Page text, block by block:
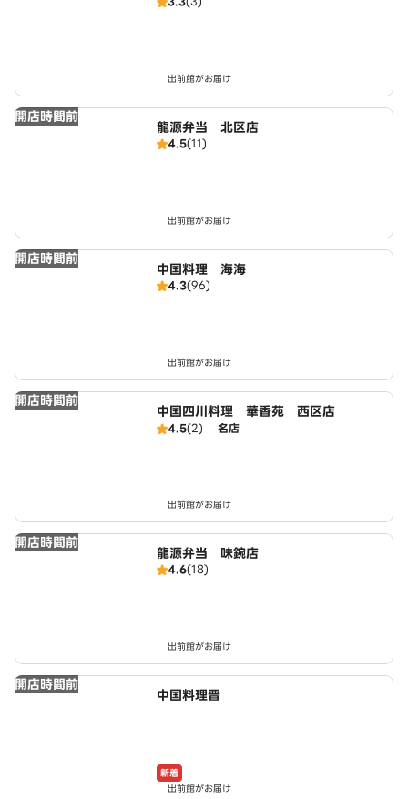
出前館がお届け
開店時間前
龍源弁当 北区店
4.5(11)
出前館がお届け
開店時間前
中国料理 海海
4.3(96)
出前館がお届け
開店時間前
中国四川料理 華香苑 西区店
4.5(2) 名店
出前館がお届け
開店時間前
龍源弁当 味鋺店
4.6(18)
出前館がお届け
開店時間前
中国料理晋
新着
出前館がお届け